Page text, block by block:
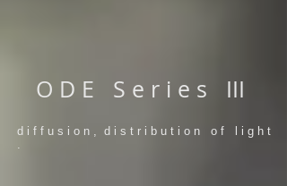
d i f f u s i o n , d i s t r i b u t i o n o f l i g h t
.
O D E S e r i e s III